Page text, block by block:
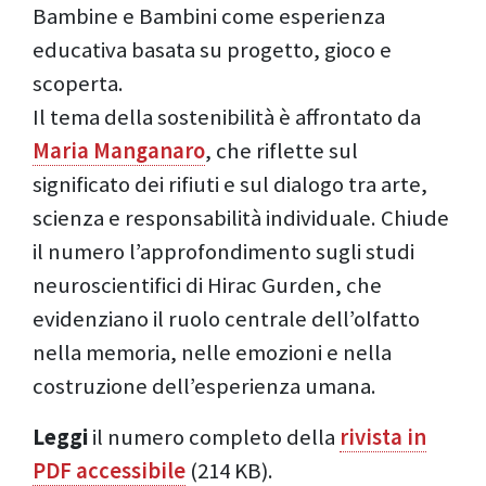
Bambine e Bambini come esperienza
educativa basata su progetto, gioco e
scoperta.
Il tema della sostenibilità è affrontato da
Maria Manganaro, che riflette sul
significato dei rifiuti e sul dialogo tra arte,
scienza e responsabilità individuale. Chiude
il numero l’approfondimento sugli studi
neuroscientifici di Hirac Gurden, che
evidenziano il ruolo centrale dell’olfatto
nella memoria, nelle emozioni e nella
costruzione dell’esperienza umana.
Leggiil numero completo della rivista in
PDF accessibile (214 KB).